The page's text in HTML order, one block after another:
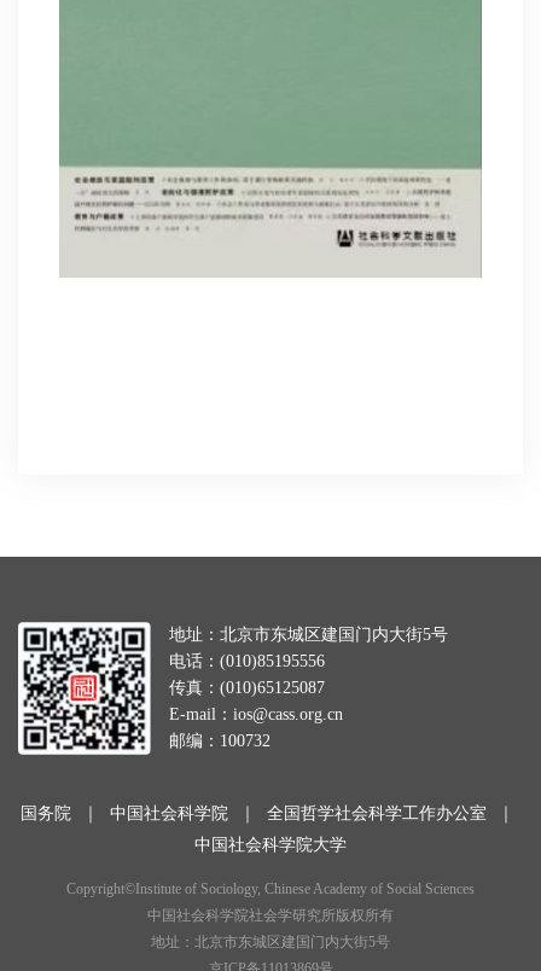
地址：北京市东城区建国门内大街5号
电话：(010)85195556
传真：(010)65125087
E-mail：ios@cass.org.cn
邮编：100732
国务院 中国社会科学院 全国哲学社会科学工作办公室
中国社会科学院大学
Copyright©Institute of Sociology, Chinese Academy of Social Sciences
中国社会科学院社会学研究所版权所有
地址：北京市东城区建国门内大街5号